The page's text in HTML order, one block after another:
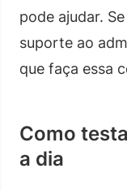
pode ajudar.
suporte ao
que faça essa
Como
a dia